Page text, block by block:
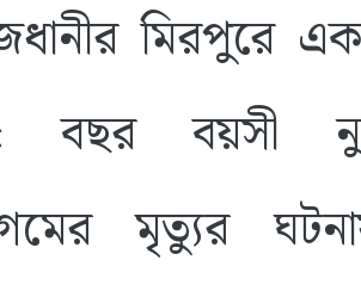
মিরপুরে
বছর বয়সী
মৃত্যুর